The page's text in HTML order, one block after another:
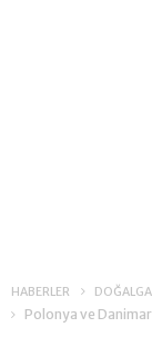
HABERLER
Polonya ve